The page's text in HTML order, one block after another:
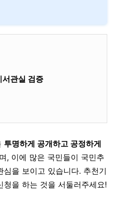
관실 검증
투명하게 공개하고 공정하게
, 이에 많은 국민들이 국민추
을 보이고 있습니다. 추천기
을 하는 것을 서둘러주세요!